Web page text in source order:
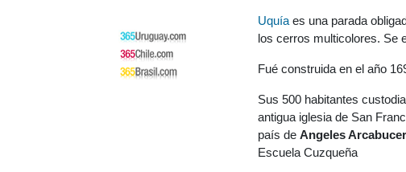
Uquía es una parada
los cerros multicolores. Se
Fué construida en el año
Sus 500 habitantes
antigua iglesia de San
país de Angeles
Escuela Cuzqueña